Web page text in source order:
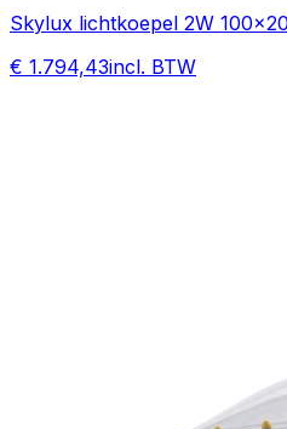
Skylux lichtkoepel 2W
€ 1.794,43incl. BTW